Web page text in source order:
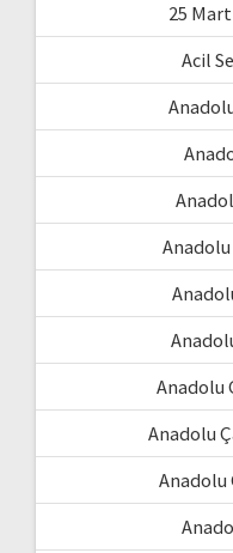
25
Acil
Anadolu
Anadolu
Anadolu